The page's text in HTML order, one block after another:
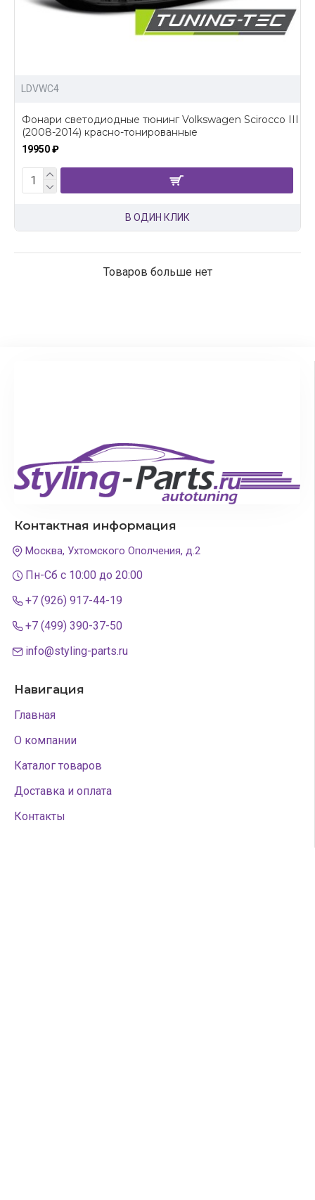
LDVWC4
Фонари светодиодные тюнинг Volkswagen Scirocco III
(2008-2014) красно-тонированные
19950 ₽
В ОДИН КЛИК
Товаров больше нет
Контактная информация
Москва, Ухтомского Ополчения, д.2
Пн-Сб с 10:00 до 20:00
+7 (926) 917-44-19
+7 (499) 390-37-50
info@styling-parts.ru
Навигация
Главная
О компании
Каталог товаров
Доставка и оплата
Контакты